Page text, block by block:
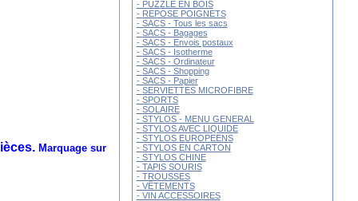
Marquage sur
- PUZZLE EN BOIS
- REPOSE POIGNETS
- SACS - Tous les sacs
- SACS - Bagages
- SACS - Envois postaux
- SACS - Isotherme
- SACS - Ordinateur
- SACS - Shopping
- SACS - Papier
- SERVIETTES MICROFIBRE
- SPORTS
- SOLAIRE
- STYLOS - MENU GENERAL
- STYLOS AVEC LIQUIDE
- STYLOS EUROPEENS
- STYLOS EN CARTON
- STYLOS CHINE
- TAPIS SOURIS
- TROUSSES
- VÊTEMENTS
- VIN ACCESSOIRES